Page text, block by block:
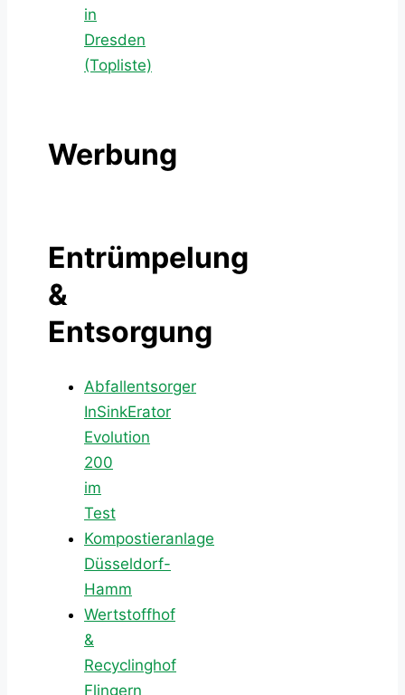
in
Dresden
(Topliste)
Werbung
Entrümpelung
&
Entsorgung
Abfallentsorger
InSinkErator
Evolution
200
im
Test
Kompostieranlage
Düsseldorf-
Hamm
Wertstoffhof
&
Recyclinghof
Flingern